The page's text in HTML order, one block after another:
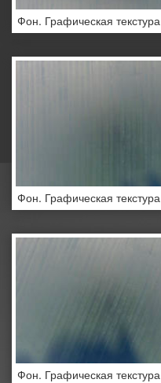
Фон. Графическая текстура
Фон. Графическая текстура
Фон. Графическая текстура